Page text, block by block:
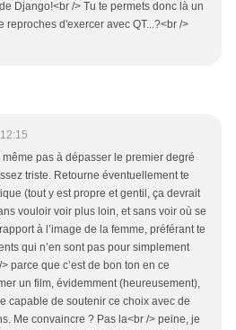
Django!<br /> Tu te permets donc là un
reproches d'exercer avec QT...?<br />
même pas à dépasser le premier degré
triste. Retourne éventuellement te
(tout y est propre et gentil, ça devrait
vouloir voir plus loin, et sans voir où se
à l’image de la femme, préférant te
qui n’en sont pas pour simplement
parce que c’est de bon ton en ce
un film, évidemment (heureusement),
capable de soutenir ce choix avec de
Me convaincre ? Pas la<br /> peine, je